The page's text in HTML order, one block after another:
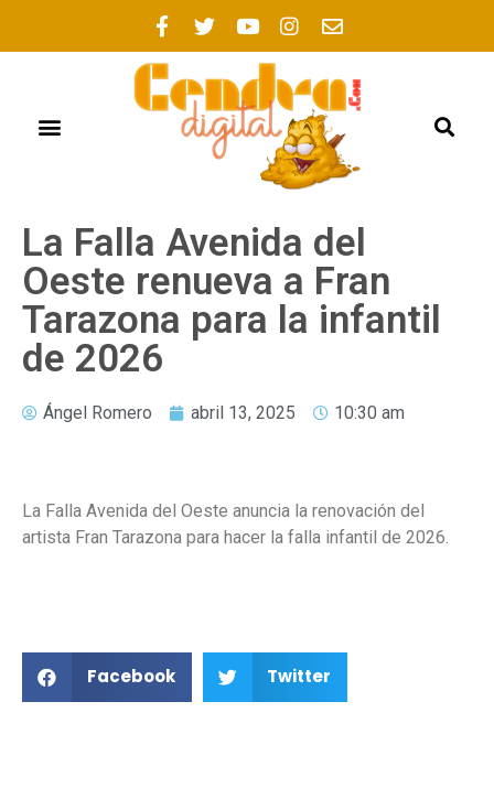
La Falla Avenida del
Oeste renueva a Fran
Tarazona para la infantil
de 2026
Ángel Romero abril 13, 2025 10:30 am
La Falla Avenida del Oeste anuncia la renovación del
artista Fran Tarazona para hacer la falla infantil de 2026.
Facebook Twitter